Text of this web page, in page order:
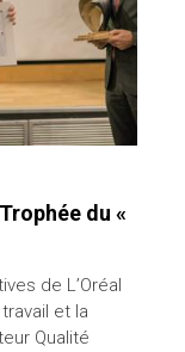
du «
de L’Oréal
et la
Qualité